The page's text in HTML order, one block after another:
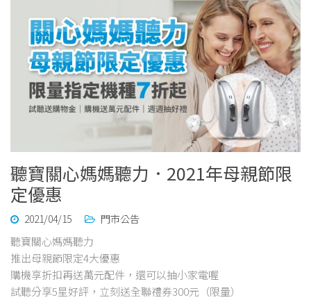
聽寶關心媽媽聽力．2021年母親節限
定優惠
2021/04/15 門市公告
聽寶關心媽媽聽力
推出母親節限定4大優惠
購機享折扣再送萬元配件，還可以抽小家電喔
試聽分享5星好評，立刻送全聯禮券300元（限量）